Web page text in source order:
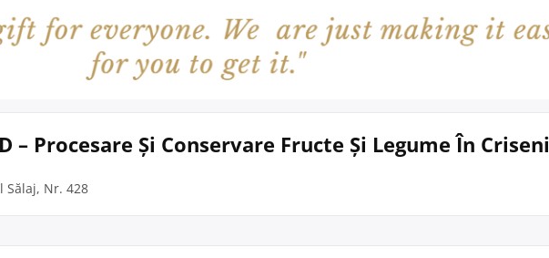
– Procesare Și Conservare Fructe Și Legume În Criseni
Sălaj, Nr. 428